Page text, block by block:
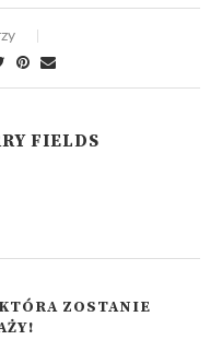
FIELDS
ZOSTANIE